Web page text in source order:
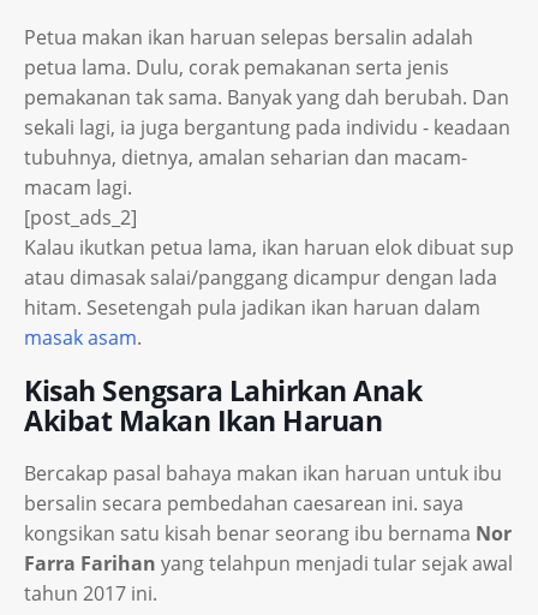
Petua makan ikan haruan selepas bersalin adalah
petua lama. Dulu, corak pemakanan serta jenis
pemakanan tak sama. Banyak yang dah berubah. Dan
sekali lagi, ia juga bergantung pada individu - keadaan
tubuhnya, dietnya, amalan seharian dan macam-
macam lagi.
[post_ads_2]
Kalau ikutkan petua lama, ikan haruan elok dibuat sup
atau dimasak salai/panggang dicampur dengan lada
hitam. Sesetengah pula jadikan ikan haruan dalam
masak asam.
Kisah Sengsara Lahirkan Anak
Akibat Makan Ikan Haruan
Bercakap pasal bahaya makan ikan haruan untuk ibu
bersalin secara pembedahan caesarean ini. saya
kongsikan satu kisah benar seorang ibu bernama Nor
Farra Farihan yang telahpun menjadi tular sejak awal
tahun 2017 ini.